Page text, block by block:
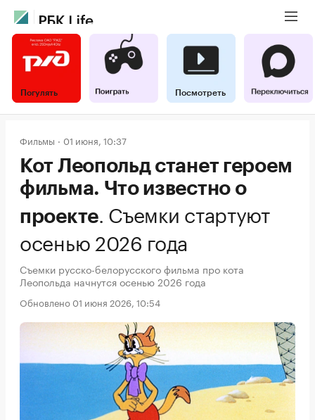
Погулять Посмотреть
Фильмы 01 июня, 10:37
Кот Леопольд станет героем
фильма. Что известно о
проекте. Съемки стартуют
осенью 2026 года
Съемки русско-белорусского фильма про кота
Леопольда начнутся осенью 2026 года
Обновлено 01 июня 2026, 10:54